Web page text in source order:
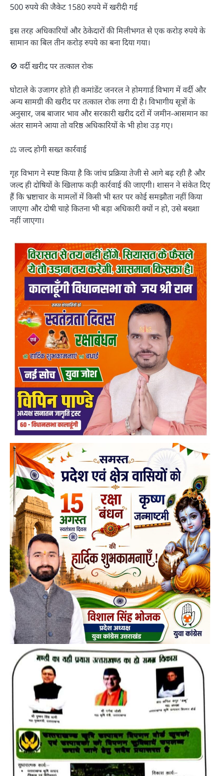
500 रुपये की जैकेट 1580 रुपये में खरीदी गई
इस तरह अधिकारियों और ठेकेदारों की मिलीभगत से एक करोड़ रुपये के
सामान का बिल तीन करोड़ रुपये का बना दिया गया।
🚫 वर्दी खरीद पर तत्काल रोक
घोटाले के उजागर होते ही कमांडेंट जनरल ने होमगार्ड विभाग में वर्दी और
अन्य सामग्री की खरीद पर तत्काल रोक लगा दी है। विभागीय सूत्रों के
अनुसार, जब बाजार भाव और सरकारी खरीद दरों में जमीन-आसमान का
अंतर सामने आया तो वरिष्ठ अधिकारियों के भी होश उड़ गए।
⚖️ जल्द होगी सख्त कार्रवाई
गृह विभाग ने स्पष्ट किया है कि जांच प्रक्रिया तेजी से आगे बढ़ रही है और
जल्द ही दोषियों के खिलाफ कड़ी कार्रवाई की जाएगी। शासन ने संकेत दिए
हैं कि भ्रष्टाचार के मामलों में किसी भी स्तर पर कोई समझौता नहीं किया
जाएगा और दोषी चाहे कितना भी बड़ा अधिकारी क्यों न हो, उसे बख्शा
नहीं जाएगा।